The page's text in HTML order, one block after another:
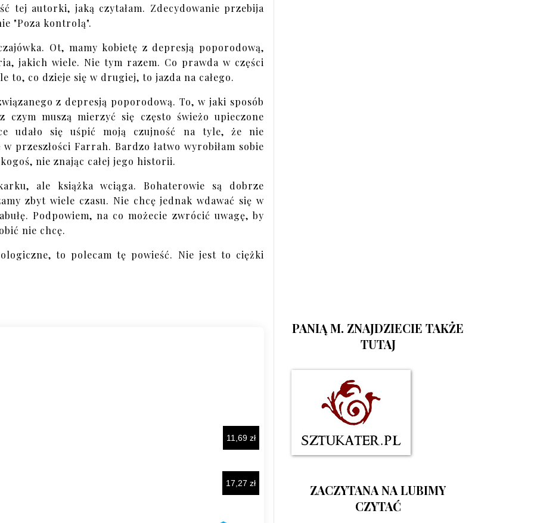
tej autorki, jaką czytałam. Zdecydowanie przebija
"Poza kontrolą".
Ot, mamy kobietę z depresją poporodową,
jakich wiele. Nie tym razem. Co prawda w części
to, co dzieje się w drugiej, to jazda na całego.
z depresją poporodową. To, w jaki sposób
czym muszą mierzyć się często świeżo upieczone
udało się uśpić moją czujność na tyle, że nie
przeszłości Farrah. Bardzo łatwo wyrobiłam sobie
nie znając całej jego historii.
ale książka wciąga. Bohaterowie są dobrze
zbyt wiele czasu. Nie chcę jednak wdawać się w
Podpowiem, na co możecie zwrócić uwagę, by
nie chcę.
to polecam tę powieść. Nie jest to ciężki
PANIĄ M. ZNAJDZIECIE TAKŻE
TUTAJ
ZACZYTANA NA LUBIMY
CZYTAĆ